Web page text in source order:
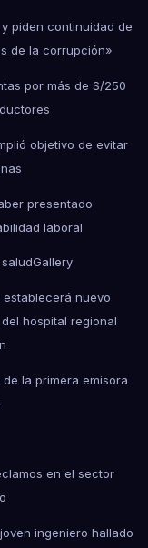
piden continuidad de
de la corrupción»
por más de S/250
objetivo de evitar
presentado
laboral
Gallery
nuevo
hospital regional
la primera emisora
en el sector
ingeniero hallado